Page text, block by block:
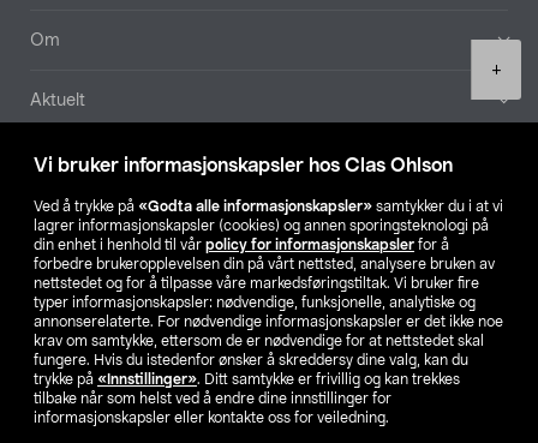
Vi bruker informasjonskapsler hos Clas Ohlson
Ved å trykke på «Godta alle informasjonskapsler» samtykker du i at vi
lagrer informasjonskapsler (cookies) og annen sporingsteknologi på
din enhet i henhold til vår policy for informasjonskapsler for å
forbedre brukeropplevelsen din på vårt nettsted, analysere bruken av
nettstedet og for å tilpasse våre markedsføringstiltak. Vi bruker fire
typer informasjonskapsler: nødvendige, funksjonelle, analytiske og
annonserelaterte. For nødvendige informasjonskapsler er det ikke noe
krav om samtykke, ettersom de er nødvendige for at nettstedet skal
fungere. Hvis du istedenfor ønsker å skreddersy dine valg, kan du
trykke på «Innstillinger». Ditt samtykke er frivillig og kan trekkes
tilbake når som helst ved å endre dine innstillinger for
informasjonskapsler eller kontakte oss for veiledning.
+
Om
Aktuelt
Våre selskaper
Finn din butikk
SE NO FI